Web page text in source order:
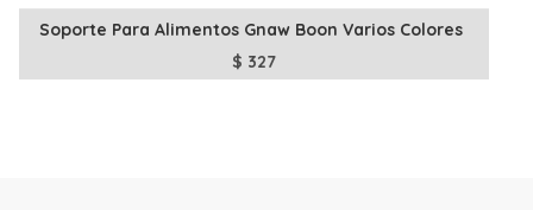
Soporte Para Alimentos Gnaw Boon Varios Colores
$ 327